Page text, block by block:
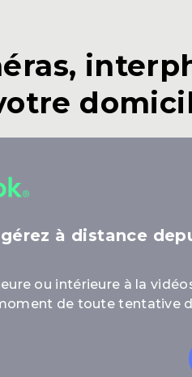
à distance
ou intérieure à la
de toute tentative